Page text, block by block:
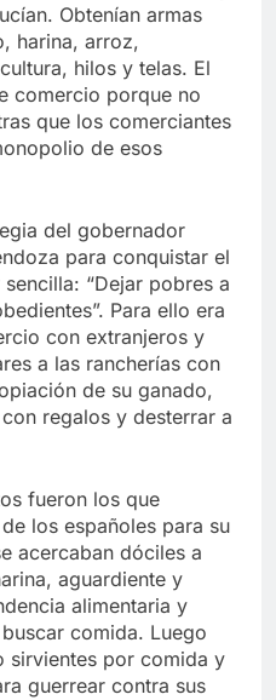
Obtenían armas
harina, arroz,
hilos y telas. El
comercio porque no
que los comerciantes
de esos
del gobernador
para conquistar el
“Dejar pobres a
Para ello era
con extranjeros y
a las rancherías con
de su ganado,
regalos y desterrar a
fueron los que
los españoles para su
acercaban dóciles a
aguardiente y
alimentaria y
comida. Luego
sirvientes por comida y
guerrear contra sus